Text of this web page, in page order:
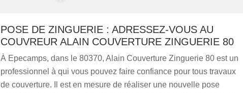
POSE DE ZINGUERIE : ADRESSEZ-VOUS AU
COUVREUR ALAIN COUVERTURE ZINGUERIE 80
À Epecamps, dans le 80370, Alain Couverture Zinguerie 80 est un
professionnel à qui vous pouvez faire confiance pour tous travaux
de couverture. Il est en mesure de réaliser une nouvelle pose